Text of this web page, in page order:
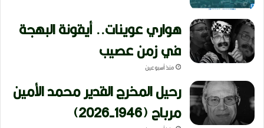
هواري عوينات.. أيقونة البهجة
في زمن عصيب
منذ أسبوعين
رحيل المخرج القدير محمد الأمين
مرباح (1946-2026)